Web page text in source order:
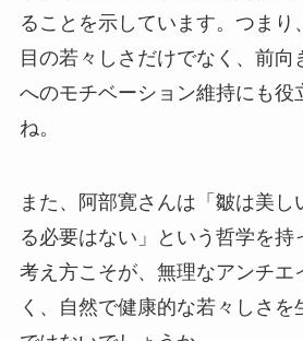
ることを示しています。つまり
目の若々しさだけでなく、前向
へのモチベーション維持にも役
ね。
また、阿部寛さんは「皺は美し
る必要はない」という哲学を持
考え方こそが、無理なアンチエ
く、自然で健康的な若々しさを